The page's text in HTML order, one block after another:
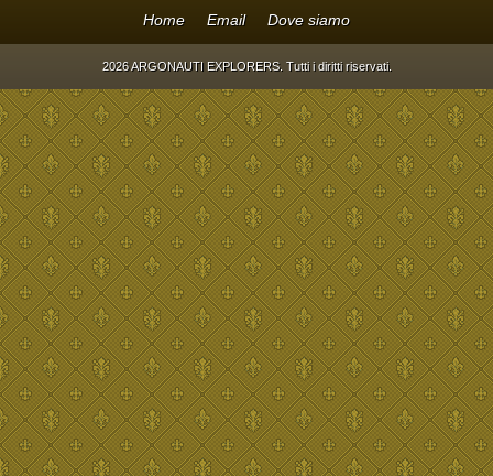
Home Email Dove siamo
2026 ARGONAUTI EXPLORERS. Tutti i diritti riservati.